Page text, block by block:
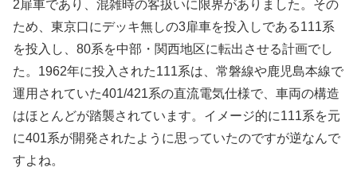
2扉車であり、混雑時の客扱いに限界がありました。その
ため、東京口にデッキ無しの3扉車を投入しである111系
を投入し、80系を中部・関西地区に転出させる計画でし
た。1962年に投入された111系は、常磐線や鹿児島本線で
運用されていた401/421系の直流電気仕様で、車両の構造
はほとんどが踏襲されています。イメージ的に111系を元
に401系が開発されたように思っていたのですが逆なんで
すよね。